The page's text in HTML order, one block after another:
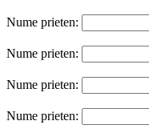
Nume prieten:
Nume prieten:
Nume prieten:
Nume prieten: